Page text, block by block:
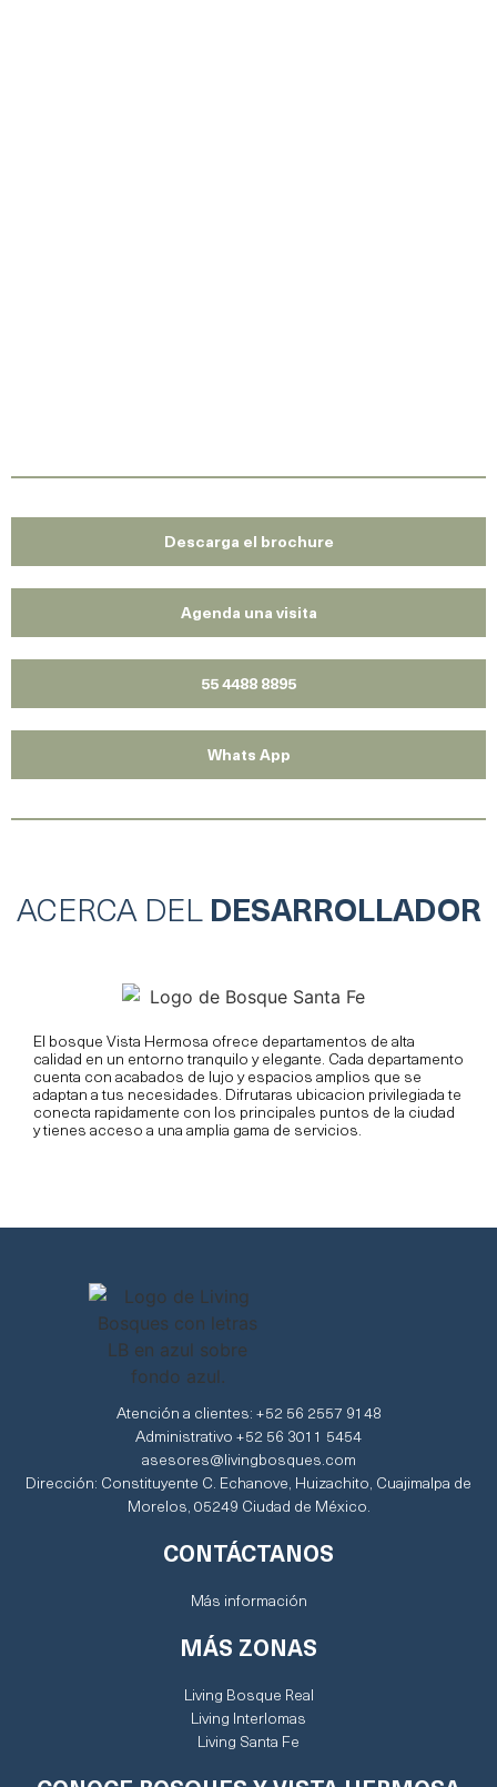
Descarga el brochure
Agenda una visita
55 4488 8895
Whats App
ACERCA DELDESARROLLADOR
El bosque Vista Hermosa ofrece departamentos de alta
calidad en un entorno tranquilo y elegante. Cada departamento
cuenta con acabados de lujo y espacios amplios que se
adaptan a tus necesidades. Difrutaras ubicacion privilegiada te
conecta rapidamente con los principales puntos de la ciudad
y tienes acceso a una amplia gama de servicios.
Atención a clientes: +52 56 2557 9148
Administrativo +52 56 3011 5454
asesores@livingbosques.com
Dirección: Constituyente C. Echanove, Huizachito, Cuajimalpa de
Morelos, 05249 Ciudad de México.
CONTÁCTANOS
Más información
MÁS ZONAS
Living Bosque Real
Living Interlomas
Living Santa Fe